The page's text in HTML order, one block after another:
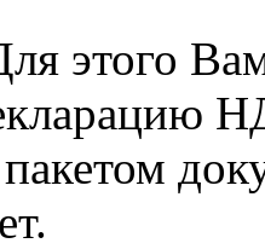
этого
пакетом